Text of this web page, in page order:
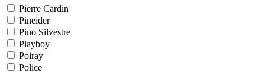
Pierre Cardin
Pineider
Pino Silvestre
Playboy
Poiray
Police